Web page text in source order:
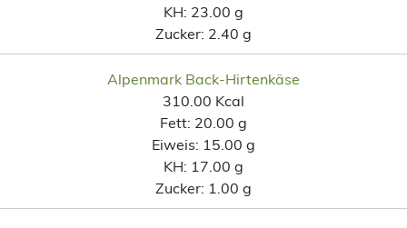
KH: 23.00 g
Zucker: 2.40 g
Alpenmark Back-Hirtenkäse
310.00 Kcal
Fett: 20.00 g
Eiweis: 15.00 g
KH: 17.00 g
Zucker: 1.00 g